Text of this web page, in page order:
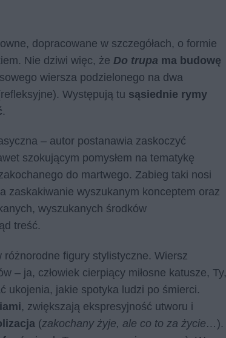
dopracowane w szczegółach, o formie
Nie dziwi więc, że Do trupa ma budowę
wiersza podzielonego na dwa
Występują tu sąsiednie rymy
.
– autor postanawia zaskoczyć
szokującym pomysłem na tematykę
do martwego. Zabieg taki nosi
zaskakiwanie wyszukanym konceptem oraz
wyszukanych środków
treść.
różnorodne figury stylistyczne. Wiersz
– ja, człowiek cierpiący miłosne katusze, Ty,
ukojenia, jakie spotyka ludzi po śmierci.
, zwiększają ekspresyjność utworu i
(zakochany żyje, ale co to za życie…).